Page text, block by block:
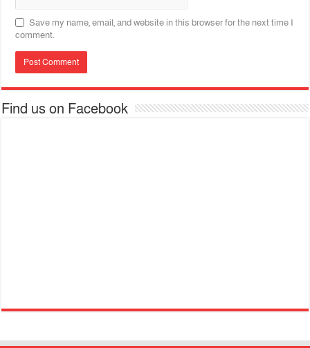
Save my name, email, and website in this browser for the next time I
comment.
Find us on Facebook